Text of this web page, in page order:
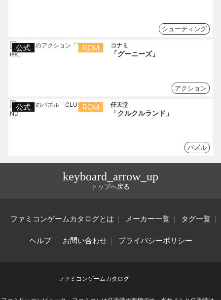
シューティング
公式 ROM コナミ
「グーニーズ」
アクション
公式 ROM 任天堂
「クルクルランド」
パズル
keyboard_arrow_up
トップへ戻る
ファミコンゲームカタログとは メーカー一覧 タグ一覧
ヘルプ お問い合わせ プライバシーポリシー
ファミコンゲームカタログ